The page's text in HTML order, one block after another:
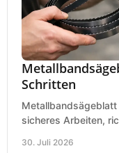
Schritten
sicheres Arbeiten,
30. Juli 2026